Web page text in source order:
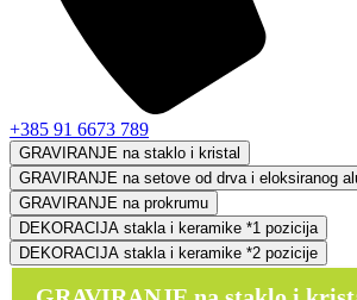
+385 91 6673 789
GRAVIRANJE na staklo i kristal
GRAVIRANJE na setove od drva i eloksiranog
GRAVIRANJE na prokrumu
DEKORACIJA stakla i keramike *1 pozicija
DEKORACIJA stakla i keramike *2 pozicije